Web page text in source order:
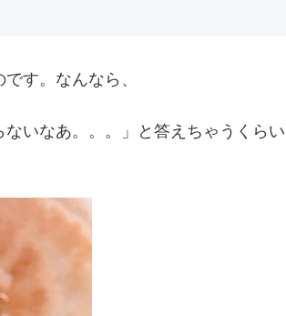
す。なんなら、
いなあ。。。」と答えちゃうくらい